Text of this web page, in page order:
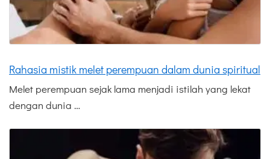
Rahasia mistik melet perempuan dalam dunia spiritual
Melet perempuan sejak lama menjadi istilah yang lekat
dengan dunia …